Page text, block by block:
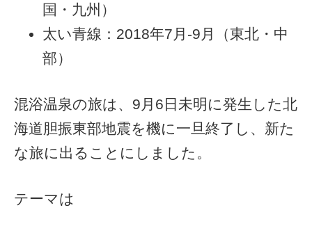
国・九州）
太い青線：2018年7月-9月（東北・中
部）
混浴温泉の旅は、9月6日未明に発生した北
海道胆振東部地震を機に一旦終了し、新た
な旅に出ることにしました。
テーマは